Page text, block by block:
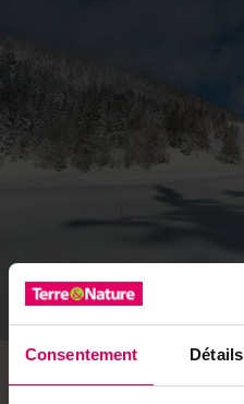
Consentement Détails
3